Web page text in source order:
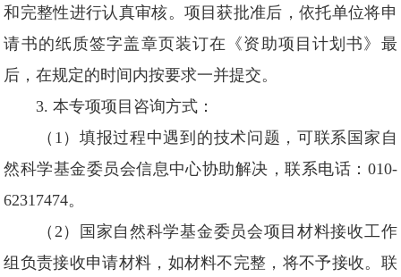
和完整性进行认真审核。项目获批准后，依托单位将申
请书的纸质签字盖章页装订在《资助项目计划书》最
后，在规定的时间内按要求一并提交。
3. 本专项项目咨询方式：
（1）填报过程中遇到的技术问题，可联系国家自
然科学基金委员会信息中心协助解决，联系电话：010-
62317474。
（2）国家自然科学基金委员会项目材料接收工作
组负责接收申请材料，如材料不完整，将不予接收。联